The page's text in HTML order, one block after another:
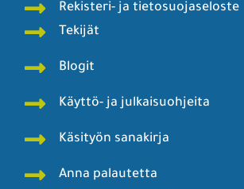
Rekisteri- ja tietosuojaseloste
Tekijät
Blogit
Käyttö- ja julkaisuohjeita
Käsityön sanakirja
Anna palautetta